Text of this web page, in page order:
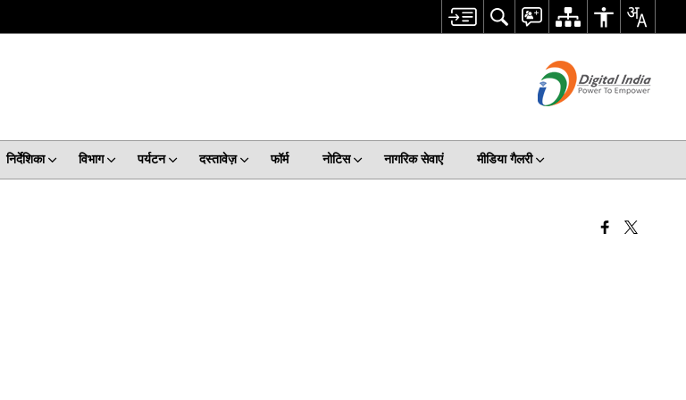
निर्देशिका विभाग पर्यटन दस्तावेज़ फॉर्म नोटिस नागरिक सेवाएं मीडिया गैलरी